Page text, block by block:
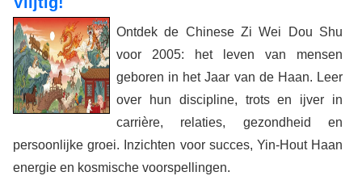
Ontdek de Chinese Zi Wei Dou Shu
voor 2005: het leven van mensen
geboren in het Jaar van de Haan. Leer
over hun discipline, trots en ijver in
carrière, relaties, gezondheid en
persoonlijke groei. Inzichten voor succes, Yin-Hout Haan
energie en kosmische voorspellingen.